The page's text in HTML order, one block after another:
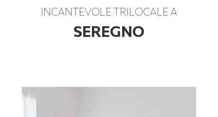
INCANTEVOLE TRILOCALE A
SEREGNO